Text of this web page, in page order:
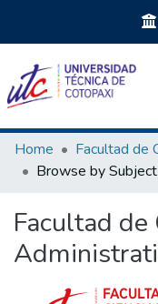
Communities &
Home
Browse by Subject
Facultad de